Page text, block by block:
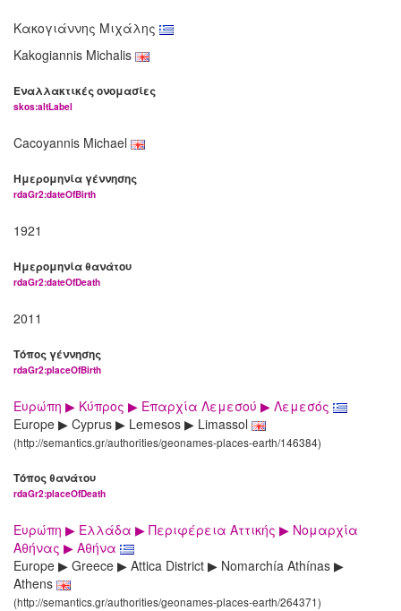
Κακογιάννης Μιχάλης
Kakogiannis Michalis
Εναλλακτικές ονομασίες
skos:altLabel
Cacoyannis Michael
Ημερομηνία γέννησης
rdaGr2:dateOfBirth
1921
Ημερομηνία θανάτου
rdaGr2:dateOfDeath
2011
Τόπος γέννησης
rdaGr2:placeOfBirth
Ευρώπη ▶ Κύπρος ▶ Επαρχία Λεμεσού ▶ Λεμεσός
Europe ▶ Cyprus ▶ Lemesos ▶ Limassol
(http://semantics.gr/authorities/geonames-places-earth/146384)
Τόπος θανάτου
rdaGr2:placeOfDeath
Ευρώπη ▶ Ελλάδα ▶ Περιφέρεια Αττικής ▶ Νομαρχία
Αθήνας ▶ Αθήνα
Europe ▶ Greece ▶ Attica District ▶ Nomarchía Athínas ▶
Athens
(http://semantics.gr/authorities/geonames-places-earth/264371)